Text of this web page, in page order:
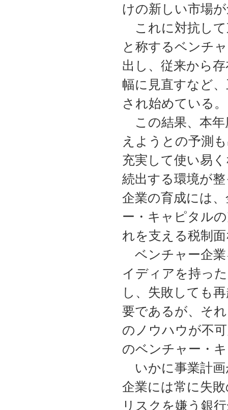
けの新しい市場
これに対抗して
と称するベンチ
出し、従来から
幅に見直すなど
され始めている。
この結果、本年
えようとの予測
充実して使い易
続出する環境が
企業の育成には
ー・キャピタル
れを支える税制
ベンチャー企業
イディアを持っ
し、失敗しても
要であるが、そ
のノウハウが不
のベンチャー・
いかに事業計画
企業には常に失
リスクを嫌う銀